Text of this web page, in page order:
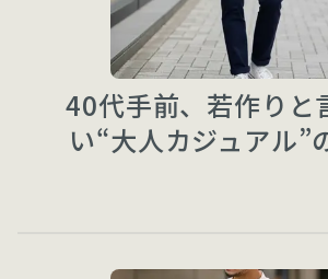
40代手前、若作りと
い“大人カジュアル”